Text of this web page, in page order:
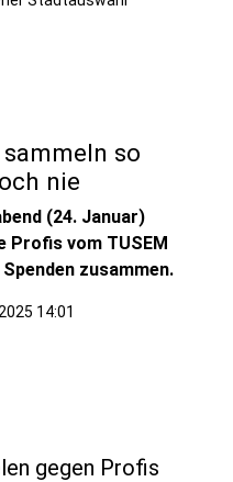
so
nie
(24. Januar)
Profis vom TUSEM
zusammen.
14:01
gegen Profis